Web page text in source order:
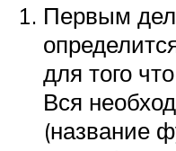
Первым
для того
Вся
(название